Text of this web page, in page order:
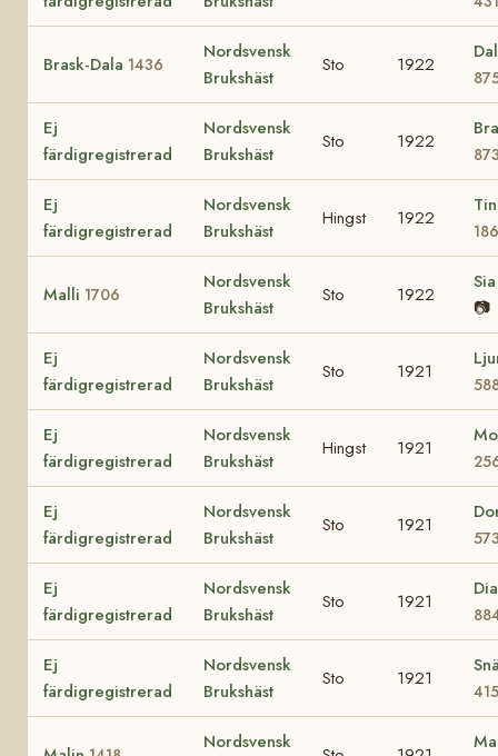
Brask-Dala 1436
Nordsvensk
Brukshäst
Sto 1922
Ej
färdigregistrerad
Nordsvensk
Brukshäst
Sto 1922
Ej
färdigregistrerad
Nordsvensk
Brukshäst
Hingst 1922
186
Malli 1706
Nordsvensk
Brukshäst
Sto 1922
📷
Ej
färdigregistrerad
Nordsvensk
Brukshäst
Sto 1921
Ej
färdigregistrerad
Nordsvensk
Brukshäst
Hingst 1921
Ej
färdigregistrerad
Nordsvensk
Brukshäst
Sto 1921
Ej
färdigregistrerad
Nordsvensk
Brukshäst
Sto 1921
Ej
färdigregistrerad
Nordsvensk
Brukshäst
Sto 1921
415
Nordsvensk